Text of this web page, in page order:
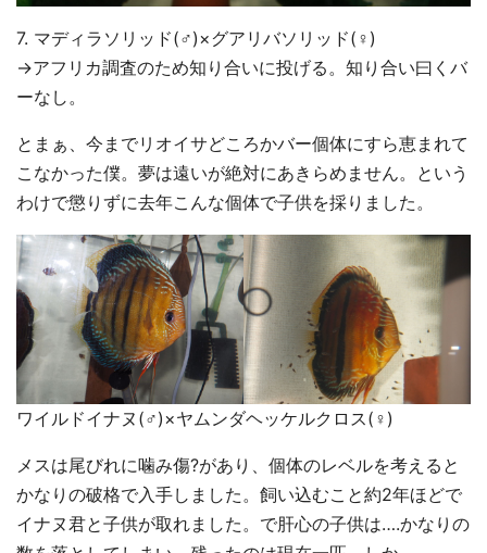
7. マディラソリッド(♂)×グアリバソリッド(♀)
→アフリカ調査のため知り合いに投げる。知り合い曰くバ
ーなし。
とまぁ、今までリオイサどころかバー個体にすら恵まれて
こなかった僕。夢は遠いが絶対にあきらめません。という
わけで懲りずに去年こんな個体で子供を採りました。
ワイルドイナヌ(♂)×ヤムンダヘッケルクロス(♀)
メスは尾びれに噛み傷?があり、個体のレベルを考えると
かなりの破格で入手しました。飼い込むこと約2年ほどで
イナヌ君と子供が取れました。で肝心の子供は….かなりの